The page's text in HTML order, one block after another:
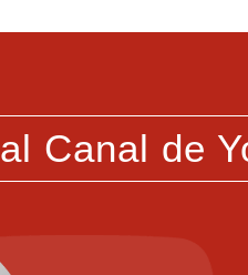
Canal de